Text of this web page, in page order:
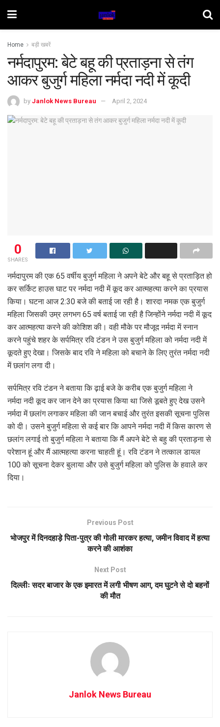
Home बड़ी खबरें
नर्मदापुरम: बेटे बहू की प्रताड़ना से तंग
आकर बुजुर्ग महिला नर्मदा नदी में कूदी
by Janlok News Bureau April 2, 2024
0
SHARES
नर्मदापुरम की एक 65 वर्षीय बुजुर्ग महिला ने अपने बेटे और बहू से प्रताड़ित हो
कर सर्किट हाउस घाट पर नर्मदा नदी में कूद कर आत्महत्या करने का प्रयास
किया। घटना आज 2:30 बजे की बताई जा रही है। शारदा नमक एक बुजुर्ग
महिला जिसकी उम्र लगभग 65 वर्ष बताई जा रही है जिन्होंने नर्मदा नदी में कूद
कर आत्महत्या करने की कोशिश की। वही मौके पर मौजूद नर्मदा में स्नान
करने पहुंचे शहर के सर्पमित्र रवि टंडन ने उस बुजुर्ग महिला को नर्मदा नदी में
कूदते हुए देखा। जिसके बाद रवि ने महिला को बचाने के लिए तुरंत नर्मदा नदी
में छलांग लगा दी।
सर्पमित्र रवि टंडन ने बताया कि ढ़ाई बजे के करीब एक बुजुर्ग महिला ने
नर्मदा नदी कूद कर जान देने का प्रयास किया था जिसे डूबते हुए देख उसने
नर्मदा में छलांग लगाकर महिला की जान बचाई और तुरंत इसकी सूचना पुलिस
को दी। उसने बुजुर्ग महिला से कई बार कि आपने नर्मदा नदी में किस कारण से
छलांग लगाई तो बुजुर्ग महिला ने बताया कि मैं अपने बेटे से बहु की प्रताड़ना से
परेशान हूं और मैं आत्महत्या करना चाहती हूं। रवि टंडन ने तत्काल डायल
100 को सूचना देकर बुलाया और उसे बुजुर्ग महिला को पुलिस के हवाले कर
दिया।
Previous Post
भोजपुर में दिनदहाड़े पिता-पुत्र की गोली मारकर हत्या, जमीन विवाद में हत्या
करने की आशंका
Next Post
दिल्लीः सदर बाजार के एक इमारत में लगी भीषण आग, दम घुटने से दो बहनों
की मौत
Janlok News Bureau